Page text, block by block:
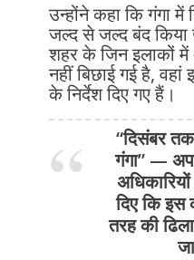
उन्होंने कहा कि गंगा में
जल्द से जल्द बंद किया
शहर के जिन इलाकों
नहीं बिछाई गई है,
के निर्देश दिए गए हैं।
“दिसंबर
गंगा”—
दिए कि इस
तरह की